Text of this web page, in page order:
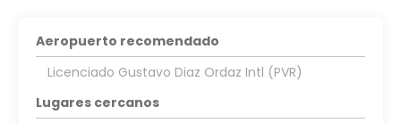
Aeropuerto recomendado
Licenciado Gustavo Diaz Ordaz Intl (PVR)
Lugares cercanos